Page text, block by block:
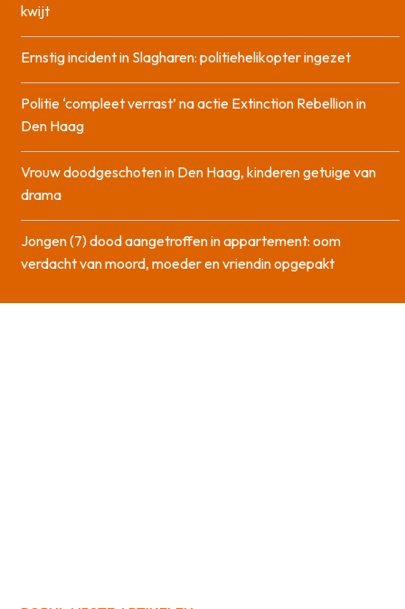
kwijt
Ernstig incident in Slagharen: politiehelikopter ingezet
Politie ‘compleet verrast’ na actie Extinction Rebellion in
Den Haag
Vrouw doodgeschoten in Den Haag, kinderen getuige van
drama
Jongen (7) dood aangetroffen in appartement: oom
verdacht van moord, moeder en vriendin opgepakt